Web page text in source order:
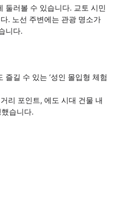
둘러볼 수 있습니다. 교토 시민
. 노선 주변에는 관광 명소가
니다.
길 수 있는 ‘성인 몰입형 체험
리 포인트, 에도 시대 건물 내
습니다.